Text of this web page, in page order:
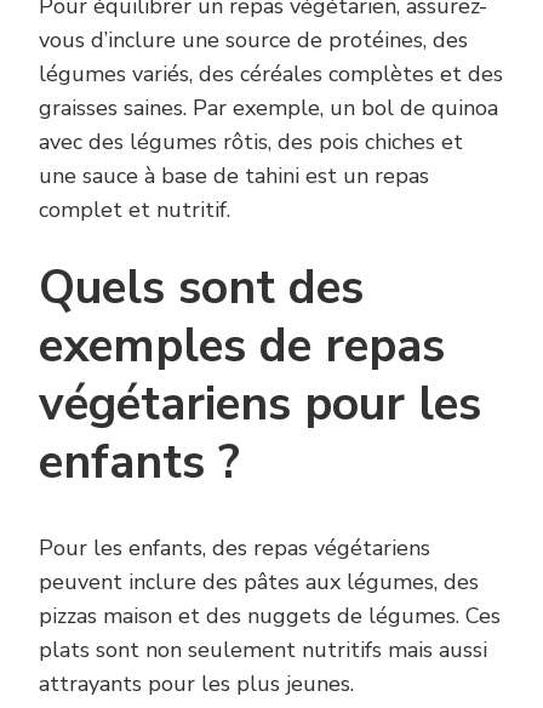
vous d’inclure une source de protéines, des
légumes variés, des céréales complètes et des
graisses saines. Par exemple, un bol de quinoa
avec des légumes rôtis, des pois chiches et
une sauce à base de tahini est un repas
complet et nutritif.
Quels sont des
exemples de repas
végétariens pour les
enfants ?
Pour les enfants, des repas végétariens
peuvent inclure des pâtes aux légumes, des
pizzas maison et des nuggets de légumes. Ces
plats sont non seulement nutritifs mais aussi
attrayants pour les plus jeunes.